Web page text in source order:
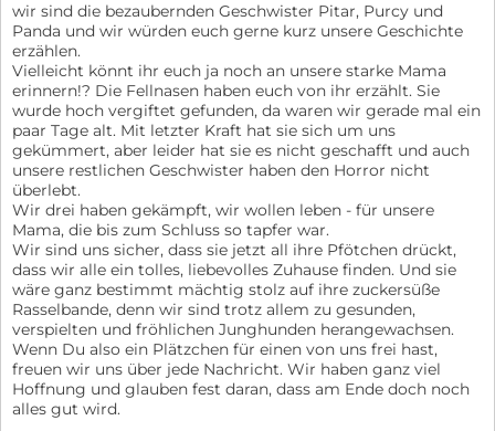
wir sind die bezaubernden Geschwister Pitar, Purcy und
Panda und wir würden euch gerne kurz unsere Geschichte
erzählen.
Vielleicht könnt ihr euch ja noch an unsere starke Mama
erinnern!? Die Fellnasen haben euch von ihr erzählt. Sie
wurde hoch vergiftet gefunden, da waren wir gerade mal ein
paar Tage alt. Mit letzter Kraft hat sie sich um uns
gekümmert, aber leider hat sie es nicht geschafft und auch
unsere restlichen Geschwister haben den Horror nicht
überlebt.
Wir drei haben gekämpft, wir wollen leben - für unsere
Mama, die bis zum Schluss so tapfer war.
Wir sind uns sicher, dass sie jetzt all ihre Pfötchen drückt,
dass wir alle ein tolles, liebevolles Zuhause finden. Und sie
wäre ganz bestimmt mächtig stolz auf ihre zuckersüße
Rasselbande, denn wir sind trotz allem zu gesunden,
verspielten und fröhlichen Junghunden herangewachsen.
Wenn Du also ein Plätzchen für einen von uns frei hast,
freuen wir uns über jede Nachricht. Wir haben ganz viel
Hoffnung und glauben fest daran, dass am Ende doch noch
alles gut wird.